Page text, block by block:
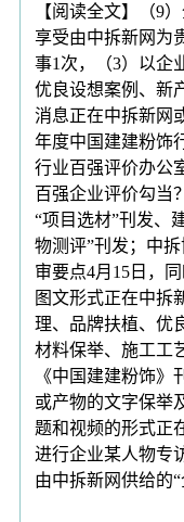
【阅读全文】（9
享受由中拆新网为
事1次，（3）以企
优良设想案例、新
消息正在中拆新网
年度中国建建粉饰
行业百强评价办公
百强企业评价勾当
“项目选材”刊发、
物测评”刊发；中
审要点4月15日，
图文形式正在中拆
理、品牌扶植、优
材料保举、施工工
《中国建建粉饰
或产物的文字保举
题和视频的形式正
进行企业某人物专
由中拆新网供给的“